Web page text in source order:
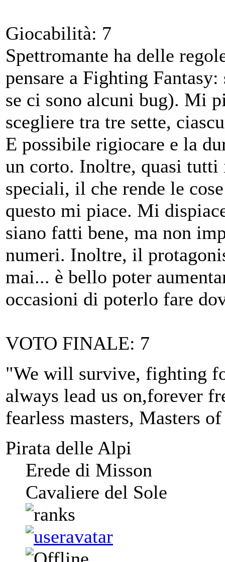
Giocabilità: 7
Spettromante ha delle
pensare a Fighting
se ci sono alcuni bug). Mi
scegliere tra tre sette,
E possibile rigiocare e la
un corto. Inoltre, quasi tutti
speciali, il che rende le
questo mi piace. Mi
siano fatti bene, ma non
numeri. Inoltre, il
mai... è bello poter
occasioni di poterlo fare
VOTO FINALE: 7
"We will survive, fighting
always lead us on,forever
fearless masters, Masters
Pirata delle Alpi
Erede di Misson
Cavaliere del Sole